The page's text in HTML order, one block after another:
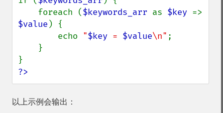
    foreach (
$keywords_arr as $key
$value ) {
        echo
"$key = $value\n" ;
?>
以上示例会输出：